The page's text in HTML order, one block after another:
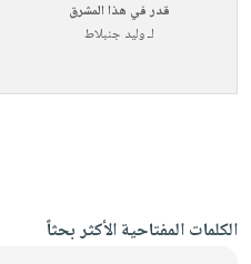
قدر في هذا المشرق
لـوليد جنبلاط
الكلمات المفتاحية الأكثر بحثاً